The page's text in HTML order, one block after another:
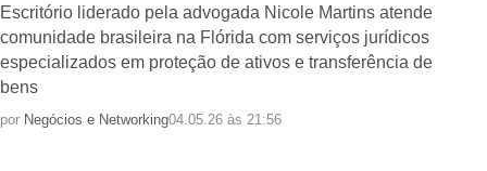
Escritório liderado pela advogada Nicole Martins atende
comunidade brasileira na Flórida com serviços jurídicos
especializados em proteção de ativos e transferência de
bens
por Negócios e Networking04.05.26 às 21:56